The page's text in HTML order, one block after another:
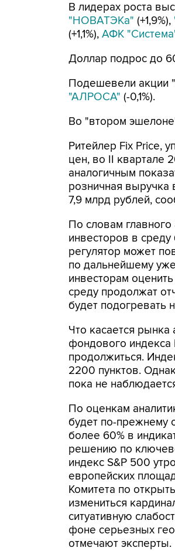
В лидерах роста
"НОВАТЭКа" (+1,9%),
(+1,1%), АФК
Доллар подрос до
Подешевели акции
"АЛРОСА" (-0,1%).
Во "втором
Ритейлер Fix Price,
цен, во II квартале
аналогичным
розничная выручка
7,9 млрд рублей,
По словам
инвесторов в
регулятор может
по дальнейшему
инвесторам
среду продолжат
будет подогревать
Что касается
фондового
продолжиться.
2200 пунктов.
пока не
По оценкам
будет по-прежнему
более 60% в
решению по
индекс S&P 500
европейских
Комитета по
измениться
ситуативную
фоне серьезных
отмечают эксперты.